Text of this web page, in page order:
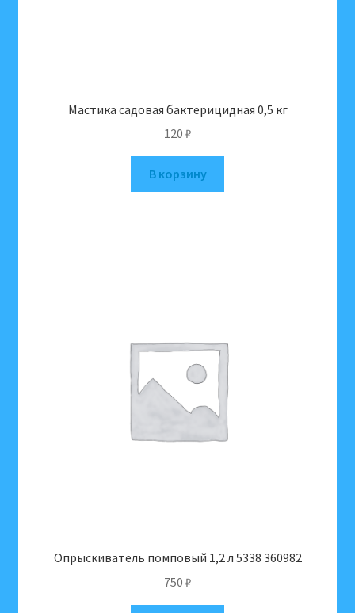
Мастика садовая бактерицидная 0,5 кг
120 ₽
В корзину
Опрыскиватель помповый 1,2 л 5338 360982
750 ₽